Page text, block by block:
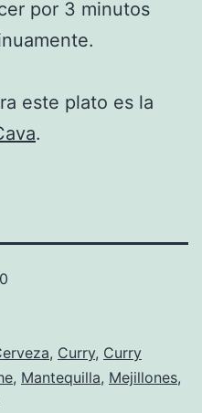
por 3 minutos
este plato es la
.
, Curry, Curry
, Mantequilla, Mejillones,